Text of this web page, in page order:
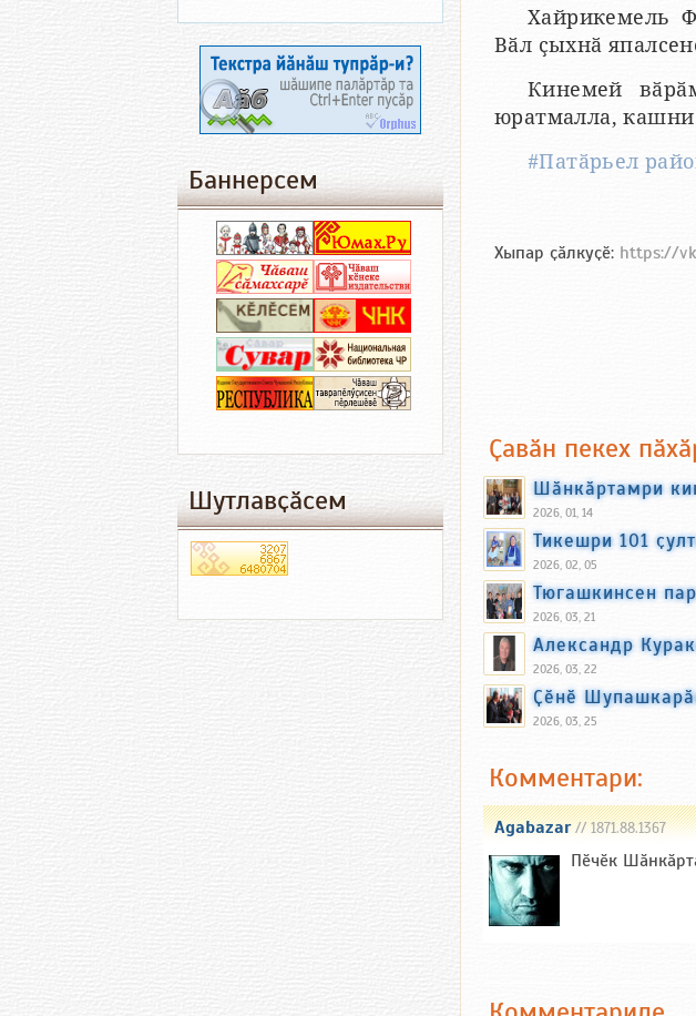
Хайрикемель
Вӑл ҫыхнӑ
Кинемей
юратмалла,
#Патӑрьел
Хыпар ҫӑлкуҫӗ: https://
Ҫавӑн пекех
Шӑнкӑртамри
2026, 01, 14
Тикешри 101
2026, 02, 05
Тюгашкинсен
2026, 03, 21
Александр
2026, 03, 22
Ҫӗнӗ
2026, 03, 25
Комментари:
Agabazar// 1871.88.1367
Пӗчӗк
Баннерсем
Шутлавҫӑсем